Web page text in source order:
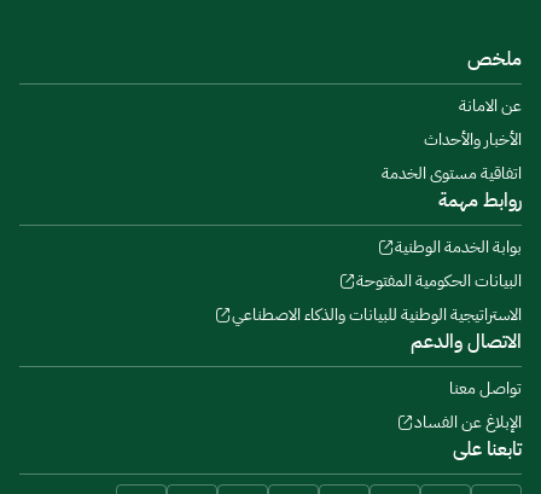
ملخص
عن الامانة
الأخبار والأحداث
اتفاقية مستوى الخدمة
روابط مهمة
بوابة الخدمة الوطنية
البيانات الحكومية المفتوحة
الاستراتيجية الوطنية للبيانات والذكاء الاصطناعي
الاتصال والدعم
تواصل معنا
الإبلاغ عن الفساد
تابعنا على